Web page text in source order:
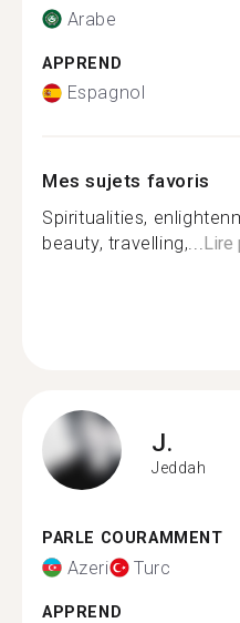
Arabe
APPREND
Espagnol
Mes sujets favoris
Spiritualities,
beauty, travelling,...Lire
J.
Jeddah
PARLE COURAMMENT
Azeri Turc
APPREND